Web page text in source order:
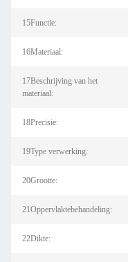
15Functie:
16Materiaal:
17Beschrijving van het
materiaal:
18Precisie:
19Type verwerking:
20Grootte:
21Oppervlaktebehandeling:
22Dikte: